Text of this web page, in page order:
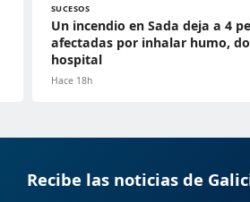
SUCESOS
Un incendio en Sada deja a 4
afectadas por inhalar humo,
hospital
Hace 18h
Recibe las noticias de